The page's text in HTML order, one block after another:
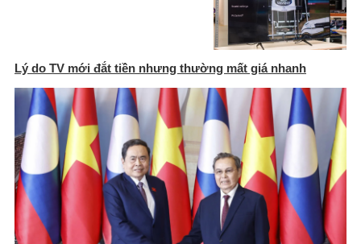
Lý do TV mới đắt tiền nhưng thường mất giá nhanh